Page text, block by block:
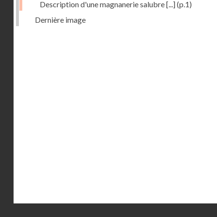
Description d'une magnanerie salubre [...](p.1)
Dernière image